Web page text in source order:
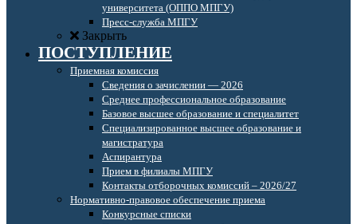
университета (ОППО МПГУ)
Пресс-служба МПГУ
Закрыть
ПОСТУПЛЕНИЕ
Приемная комиссия
Сведения о зачислении — 2026
Среднее профессиональное образование
Базовое высшее образование и специалитет
Специализированное высшее образование и
магистратура
Аспирантура
Прием в филиалы МПГУ
Контакты отборочных комиссий – 2026/27
Нормативно-правовое обеспечение приема
Конкурсные списки